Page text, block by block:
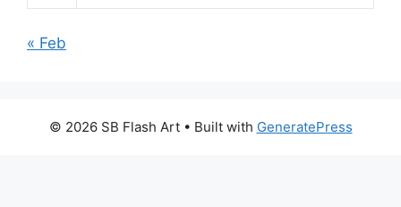
« Feb
© 2026 SB Flash Art• Built with GeneratePress